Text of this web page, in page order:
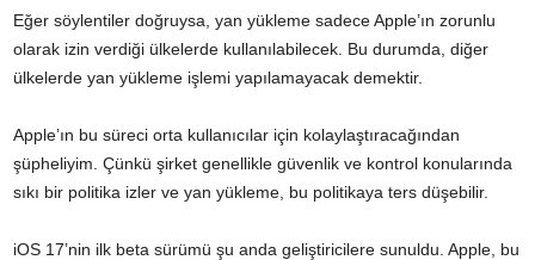
Eğer söylentiler doğruysa, yan yükleme sadece Apple’ın zorunlu
olarak izin verdiği ülkelerde kullanılabilecek. Bu durumda, diğer
ülkelerde yan yükleme işlemi yapılamayacak demektir.
Apple’ın bu süreci orta kullanıcılar için kolaylaştıracağından
şüpheliyim. Çünkü şirket genellikle güvenlik ve kontrol konularında
sıkı bir politika izler ve yan yükleme, bu politikaya ters düşebilir.
iOS 17’nin ilk beta sürümü şu anda geliştiricilere sunuldu. Apple, bu